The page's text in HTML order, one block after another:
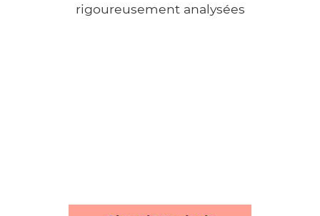
rigoureusement analysées